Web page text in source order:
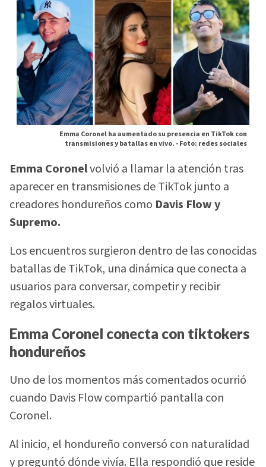
Emma Coronel ha aumentado su presencia en TikTok con
transmisiones y batallas en vivo. -Foto: redes sociales
Emma Coronelvolvió a llamar la atención tras
aparecer en transmisiones de TikTok junto a
creadores hondureños como Davis Flow y
Supremo.
Los encuentros surgieron dentro de las conocidas
batallas de TikTok, una dinámica que conecta a
usuarios para conversar, competir y recibir
regalos virtuales.
Emma Coronel conecta con tiktokers
hondureños
Uno de los momentos más comentados ocurrió
cuando Davis Flow compartió pantalla con
Coronel.
Al inicio, el hondureño conversó con naturalidad
y preguntó dónde vivía. Ella respondió que reside